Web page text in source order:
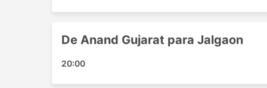
Principais Destinos da Patil
Os ônibus da Patil Tours And Travels
populares:
De Anand Gujarat para Jalgaon
20:00